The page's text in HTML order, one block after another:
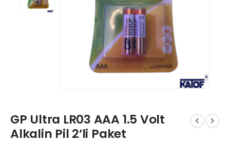
GP Ultra LR03 AAA 1.5 Volt
Alkalin Pil 2’li Paket